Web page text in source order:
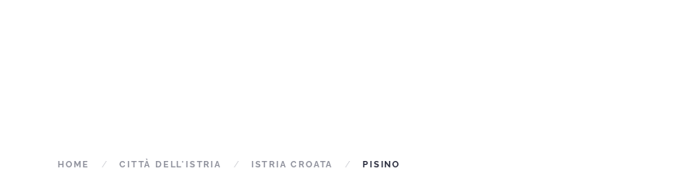
HOME CITTÀ DELL'ISTRIA ISTRIA CROATA PISINO